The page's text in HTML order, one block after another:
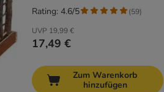
UVP 19,99 €
17,49 €
Rating: 4.6/5 (59)
Zum Warenkorb
hinzufügen